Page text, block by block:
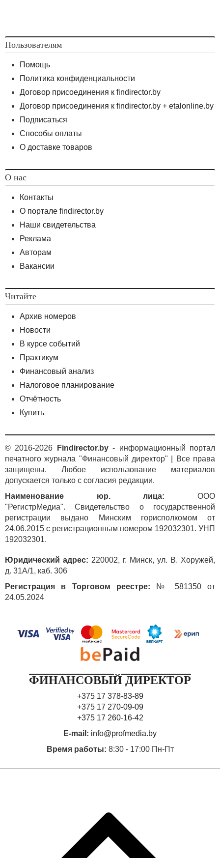
Пользователям
Помощь
Политика конфиденциальности
Договор присоединения к findirector.by
Договор присоединения к findirector.by + etalonline.by
Подписаться
Способы оплаты
О доставке товаров
О нас
Контакты
О портале findirector.by
Наши свидетельства
Реклама
Авторам
Вакансии
Читайте
Архив номеров
Новости
В курсе событий
Практикум
Финансовый анализ
Налоговое планирование
Отчётность
Купить
© 2016-2026 Findirector.by- информационный портал
печатного журнала "Финансовый директор" | Все права
защищены. Любое использование материалов
допускается только с согласия редакции.
Наименование юр. лица: ООО
"РегистрМедиа". Свидетельство о государственной
регистрации выдано Минским горисполкомом от
24.06.2015 с регистрационным номером 192032301. УНП
192032301.
Юридический адрес: 220002, г. Минск, ул. В. Хоружей,
д. 31А/1, каб. 306
Регистрация в Торговом реестре: № 581350 от
24.05.2024
ФИНАНСОВЫЙ ДИРЕКТОР
+375 17 378-83-89
+375 17 270-09-09
+375 17 260-16-42
E-mail: info@profmedia.by
Время работы: 8:30 - 17:00 Пн-Пт